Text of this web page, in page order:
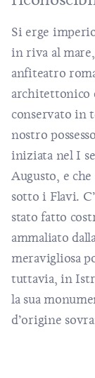
Si erge
in riva al
anfiteatro
architettonico
conservato in
nostro
iniziata nel I
Augusto, e
sotto i Flavi.
stato fatto
ammaliato
meravigliosa
tuttavia, in
la sua
d’origine